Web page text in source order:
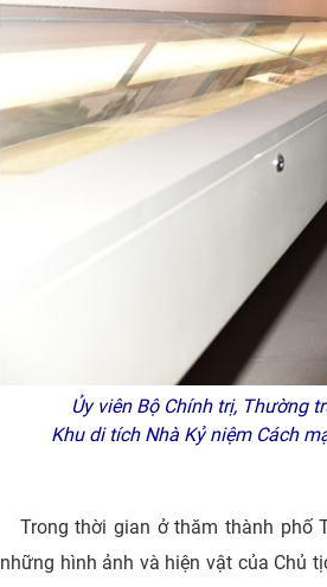
Ủy viên Bộ Chính trị, Thường
Khu di tích Nhà Kỷ niệm Cách
Trong thời gian ở thăm thành phố
những hình ảnh và hiện vật của Chủ